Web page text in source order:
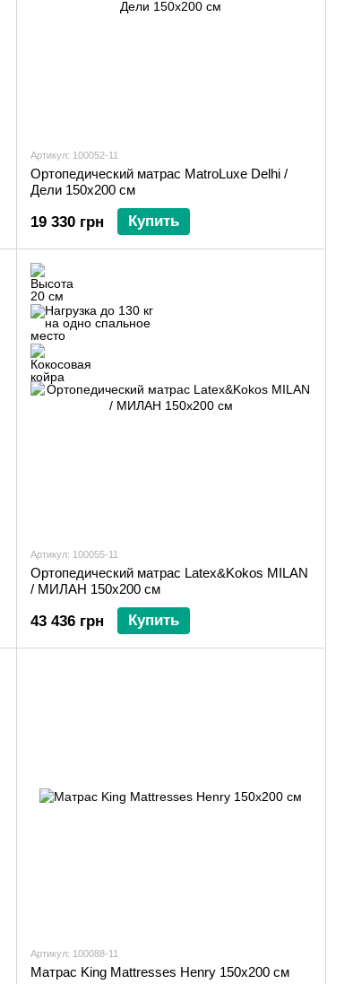
Артикул: 100052-11
Ортопедический матрас MatroLuxe Delhi /
Дели 150х200 см
19 330 грн Купить
Артикул: 100055-11
Ортопедический матрас Latex&Kokos MILAN
/ МИЛАН 150х200 см
43 436 грн Купить
Артикул: 100088-11
Матрас King Mattresses Henry 150x200 см